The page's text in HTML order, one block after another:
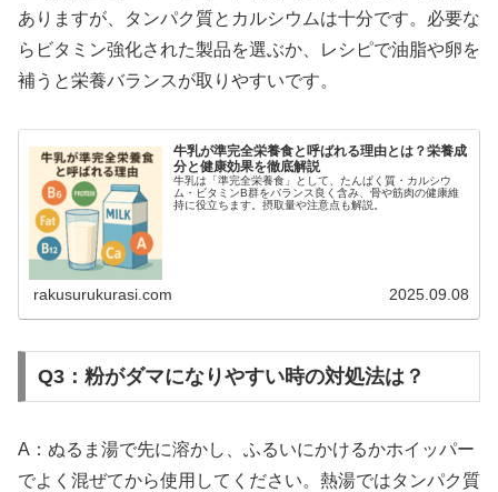
ありますが、タンパク質とカルシウムは十分です。必要な
らビタミン強化された製品を選ぶか、レシピで油脂や卵を
補うと栄養バランスが取りやすいです。
牛乳が準完全栄養食と呼ばれる理由とは？栄養成
分と健康効果を徹底解説
牛乳は「準完全栄養食」として、たんぱく質・カルシウ
ム・ビタミンB群をバランス良く含み、骨や筋肉の健康維
持に役立ちます。摂取量や注意点も解説。
rakusurukurasi.com 2025.09.08
Q3：粉がダマになりやすい時の対処法は？
A：ぬるま湯で先に溶かし、ふるいにかけるかホイッパー
でよく混ぜてから使用してください。熱湯ではタンパク質